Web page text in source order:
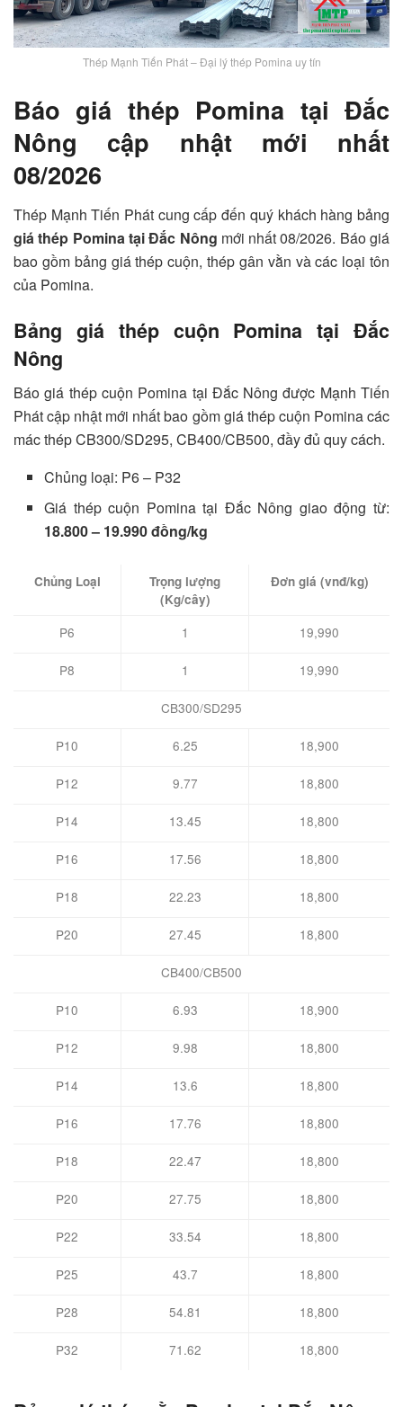
Thép Mạnh Tiến Phát – Đại lý thép Pomina uy tín
Báo giá thép Pomina tại Đắc
Nông cập nhật mới nhất
08/2026
Thép Mạnh Tiến Phát cung cấp đến quý khách hàng bảng
giá thép Pomina tại Đắc Nông mới nhất 08/2026. Báo giá
bao gồm bảng giá thép cuộn, thép gân vằn và các loại tôn
của Pomina.
Bảng giá thép cuộn Pomina tại Đắc
Nông
Báo giá thép cuộn Pomina tại Đắc Nông được Mạnh Tiến
Phát cập nhật mới nhất bao gồm giá thép cuộn Pomina các
mác thép CB300/SD295, CB400/CB500, đầy đủ quy cách.
Chủng loại: P6 – P32
Giá thép cuộn Pomina tại Đắc Nông giao động từ:
18.800 – 19.990 đồng/kg
Chủng Loại
Trọng lượng
(Kg/cây)
Đơn giá (vnđ/kg)
P6 1 19,990
P8 1 19,990
CB300/SD295
P10 6.25 18,900
P12 9.77 18,800
P14 13.45 18,800
P16 17.56 18,800
P18 22.23 18,800
P20 27.45 18,800
CB400/CB500
P10 6.93 18,900
P12 9.98 18,800
P14 13.6 18,800
P16 17.76 18,800
P18 22.47 18,800
P20 27.75 18,800
P22 33.54 18,800
P25 43.7 18,800
P28 54.81 18,800
P32 71.62 18,800